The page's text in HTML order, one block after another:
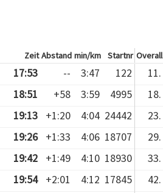
Zeit Abstand min/km Startnr Overall
17:53 -- 3:47 122
11.
18:51 +58 3:59 4995
18.
19:13 +1:20 4:04 24442
23.
19:26 +1:33 4:06 18707
29.
19:42 +1:49 4:10 18930
33.
19:54 +2:01 4:12 17845
42.